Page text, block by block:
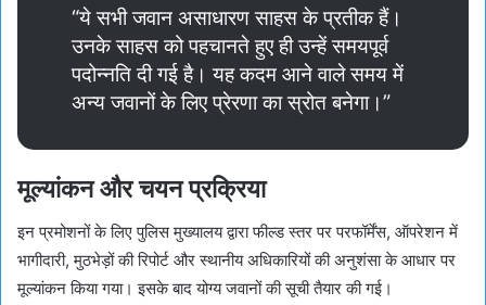
“ये सभी जवान असाधारण साहस के प्रतीक हैं।
उनके साहस को पहचानते हुए ही उन्हें समयपूर्व
पदोन्नति दी गई है। यह कदम आने वाले समय में
अन्य जवानों के लिए प्रेरणा का स्रोत बनेगा।”
मूल्यांकन और चयन प्रक्रिया
इन प्रमोशनों के लिए पुलिस मुख्यालय द्वारा फील्ड स्तर पर परफॉर्मेंस, ऑपरेशन में
भागीदारी, मुठभेड़ों की रिपोर्ट और स्थानीय अधिकारियों की अनुशंसा के आधार पर
मूल्यांकन किया गया। इसके बाद योग्य जवानों की सूची तैयार की गई।